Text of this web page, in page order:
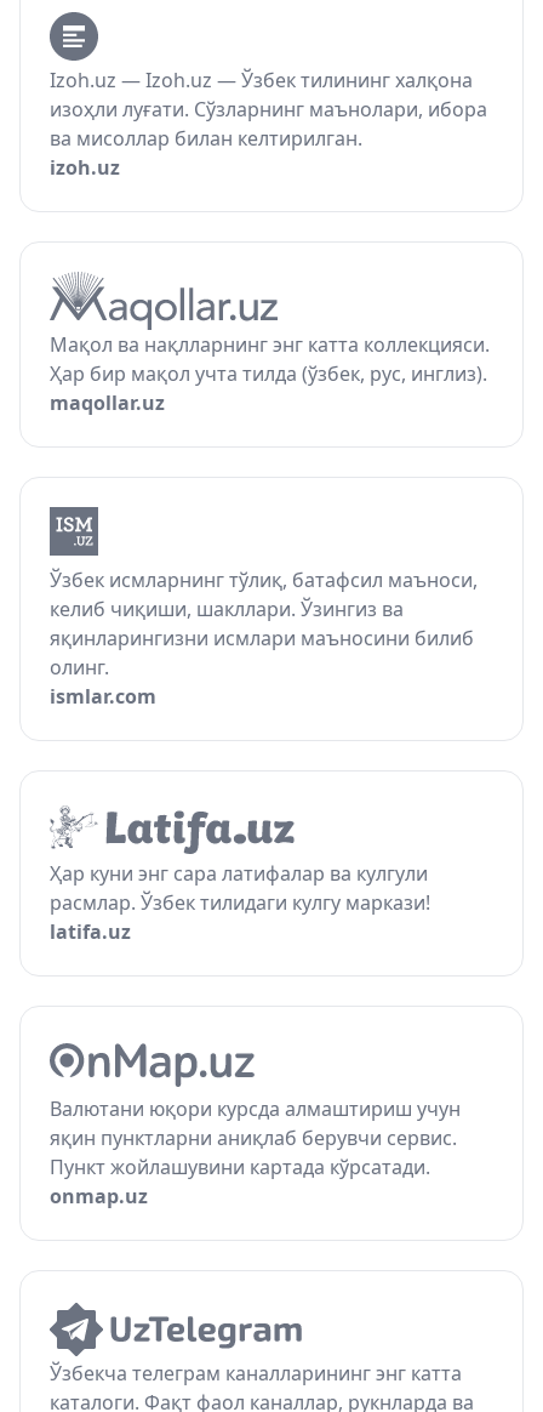
Izoh.uz — Izoh.uz — Ўзбек тилининг халқона
изоҳли луғати. Сўзларнинг маънолари, ибора
ва мисоллар билан келтирилган.
izoh.uz
Мақол ва нақлларнинг энг катта коллекцияси.
Ҳар бир мақол учта тилда (ўзбек, рус, инглиз).
maqollar.uz
Ўзбек исмларнинг тўлиқ, батафсил маъноси,
келиб чиқиши, шакллари. Ўзингиз ва
яқинларингизни исмлари маъносини билиб
олинг.
ismlar.com
Ҳар куни энг сара латифалар ва кулгули
расмлар. Ўзбек тилидаги кулгу маркази!
latifa.uz
Валютани юқори курсда алмаштириш учун
яқин пунктларни аниқлаб берувчи сервис.
Пункт жойлашувини картада кўрсатади.
onmap.uz
Ўзбекча телеграм каналларининг энг катта
каталоги. Фақт фаол каналлар, рукнларда ва